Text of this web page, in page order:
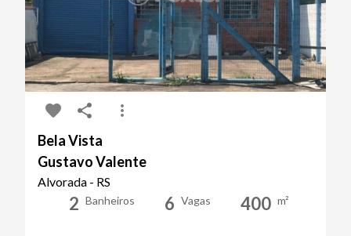
Bela Vista
Gustavo Valente
Alvorada - RS
2 Banheiros 6 Vagas 400 m²